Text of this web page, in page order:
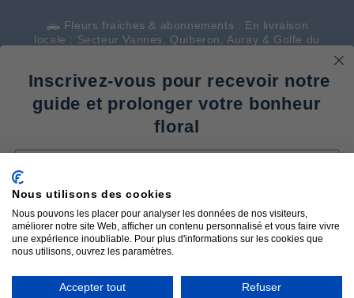
🛻 Fleurs fraiches & abonnements : En livraison
locale : Secteur Vannes, Quiberon, Auray & Golfe du
🇫🇷 Fleurs séchées bio et françaises : Expédition
partout en France
🌟 Évènementiel d'entreprises : partout en Bretagne
Mentions légales
Conditions générales de vente
Livraison
Nous utilisons des cookies
Nous pouvons les placer pour analyser les données de nos visiteurs,
améliorer notre site Web, afficher un contenu personnalisé et vous faire vivre
une expérience inoubliable. Pour plus d'informations sur les cookies que
nous utilisons, ouvrez les paramètres.
Accepter tout Refuser
Inscrivez-vous pour recevoir notre
guide et prolonger votre bonheur
floral
Email
Faire durer mes fleurs fraiches
Prendre soin de ma création en fleurs séchées
Que faire des fleurs après un événement